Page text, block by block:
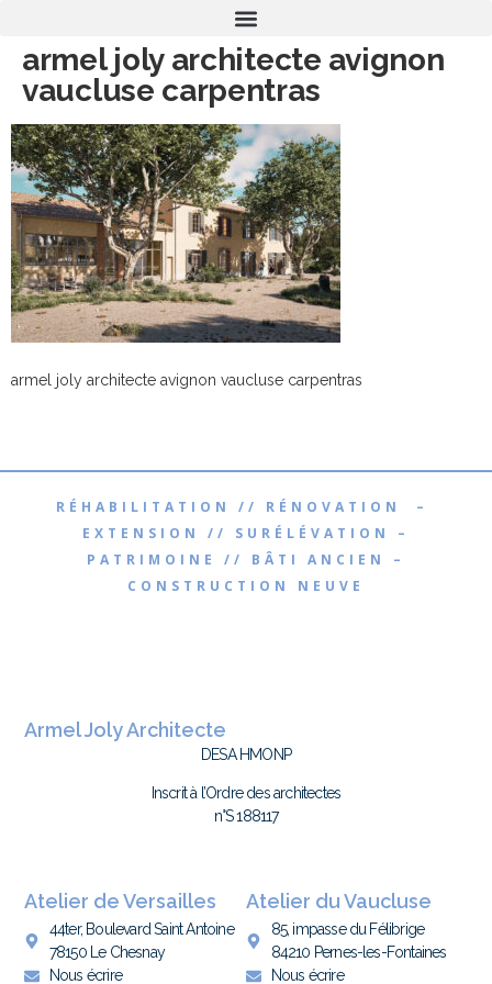
armel joly architecte avignon
vaucluse carpentras
armel joly architecte avignon vaucluse carpentras
RÉHABILITATION // RÉNOVATION –
EXTENSION // SURÉLÉVATION –
PATRIMOINE // BÂTI ANCIEN –
CONSTRUCTION NEUVE
Armel Joly Architecte
DESA HMONP
Inscrit à l’Ordre des architectes
n°S 188117
Atelier de Versailles
44ter, Boulevard Saint Antoine
78150 Le Chesnay
Nous écrire
Atelier du Vaucluse
85, impasse du Félibrige
84210 Pernes-les-Fontaines
Nous écrire